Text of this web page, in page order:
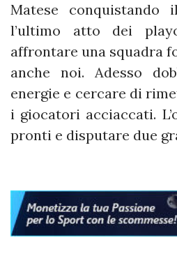
Matese
l’ultimo atto dei
affrontare una squadra
anche noi. Adesso
energie e cercare di
i giocatori acciaccati.
pronti e disputare due